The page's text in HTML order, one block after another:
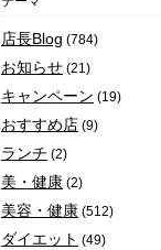
店長Blog (784)
お知らせ (21)
キャンペーン (19)
おすすめ店 (9)
ランチ (2)
美・健康 (2)
美容・健康 (512)
ダイエット (49)